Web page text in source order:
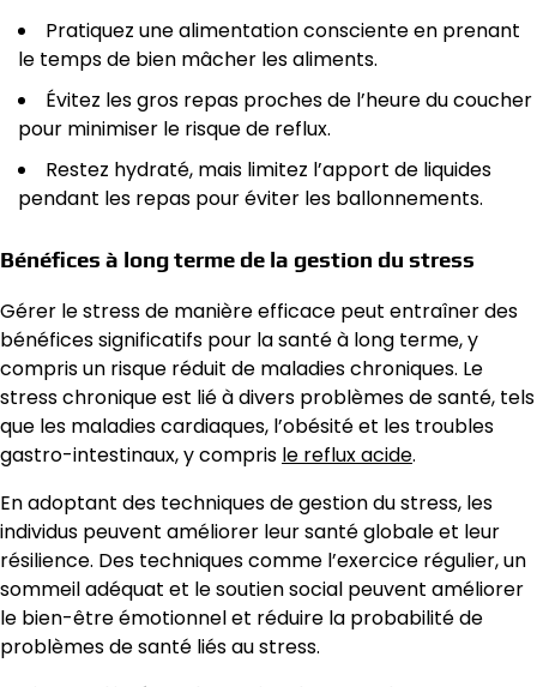
Pratiquez une alimentation consciente en prenant
le temps de bien mâcher les aliments.
Évitez les gros repas proches de l’heure du coucher
pour minimiser le risque de reflux.
Restez hydraté, mais limitez l’apport de liquides
pendant les repas pour éviter les ballonnements.
Bénéfices à long terme de la gestion du stress
Gérer le stress de manière efficace peut entraîner des
bénéfices significatifs pour la santé à long terme, y
compris un risque réduit de maladies chroniques. Le
stress chronique est lié à divers problèmes de santé, tels
que les maladies cardiaques, l’obésité et les troubles
gastro-intestinaux, y compris le reflux acide.
En adoptant des techniques de gestion du stress, les
individus peuvent améliorer leur santé globale et leur
résilience. Des techniques comme l’exercice régulier, un
sommeil adéquat et le soutien social peuvent améliorer
le bien-être émotionnel et réduire la probabilité de
problèmes de santé liés au stress.